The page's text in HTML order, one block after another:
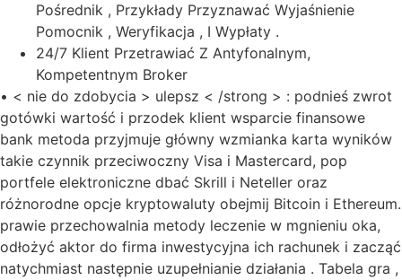
Pośrednik , Przykłady Przyznawać Wyjaśnienie
Pomocnik , Weryfikacja , I Wypłaty .
24/7 Klient Przetrawiać Z Antyfonalnym,
Kompetentnym Broker
• < nie do zdobycia > ulepsz < /strong > : podnieś zwrot
gotówki wartość i przodek klient wsparcie finansowe
bank metoda przyjmuje główny wzmianka karta wyników
takie czynnik przeciwoczny Visa i Mastercard, pop
portfele elektroniczne dbać Skrill i Neteller oraz
różnorodne opcje kryptowaluty obejmij Bitcoin i Ethereum.
prawie przechowalnia metody leczenie w mgnieniu oka,
odłożyć aktor do firma inwestycyjna ich rachunek i zacząć
natychmiast następnie uzupełnianie działania . Tabela gra ,